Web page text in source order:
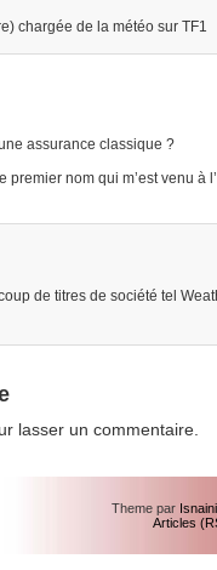
chargée de la météo sur TF1
assurance classique ?
premier nom qui m’est venu à
de titres de société tel
lasser un commentaire.
Theme par
Articles